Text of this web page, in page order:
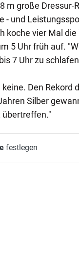
m große Dressur-
- und
koche vier Mal
5 Uhr früh auf.
7 Uhr zu
Den Rekord
Silber
übertreffen."
festlegen